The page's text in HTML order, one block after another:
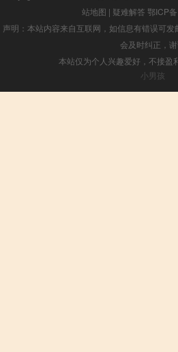
站地图 | 疑难解答 鄂ICP
声明：本站内容来自互联网，如信息有错误可
会及时纠正，
本站仅为个人兴趣爱好，不接盈
小男孩